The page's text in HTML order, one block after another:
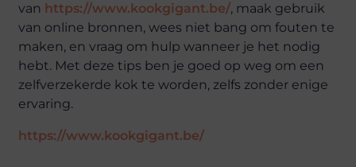
van https://www.kookgigant.be/, maak gebruik
van online bronnen, wees niet bang om fouten te
maken, en vraag om hulp wanneer je het nodig
hebt. Met deze tips ben je goed op weg om een
zelfverzekerde kok te worden, zelfs zonder enige
ervaring.
https://www.kookgigant.be/